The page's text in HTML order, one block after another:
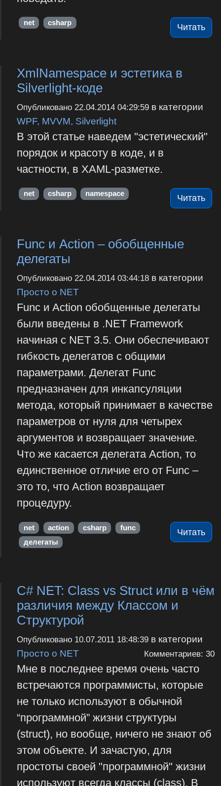
Читать
net csharp
XmlNamespace и эстетика в
Silverlight-коде
Опубликовано 22.04.2014 04:29:59в категории
WPF, MVVM, Silverlight
В этой статье наведем "эстетический"
порядок и красоту в коде, и в
частности, в XAML-разметке.
Читать
net csharp namespace
Func и Action – обобщенные
делегаты
Опубликовано 22.04.2014 03:44:18в категории
Просто о NET
Func и Action обобщенные делегаты
были введены в .NET Framework
начиная с NET 3.5. Они обеспечивают
гибкость делегатов с общими
параметрами. Делегат Func
предназначен для инкапсуляции
метода, который принимает в качестве
параметров от нуля для четырех
аргументов и возвращает значение.
Что же касается делегата Action, то
единственное отличие его от Func –
это то, что Action возвращает
процедуру.
Читать
net action csharp
func
делегаты
C# NET: Class vs Struct или в чём
различия между Классом и
Структурой
Опубликовано 10.07.2011 18:48:39в категории
Просто о NET
Комментариев: 30
Мне в последнее время очень часто
встречаются программисты, которые
не только используют в обычной
“программной” жизни структуры
(struct), но вообще, ничего не знают об
этом объекте. И зачастую, для
простоты своей "программной" жизни
используют всегда классы (class). В